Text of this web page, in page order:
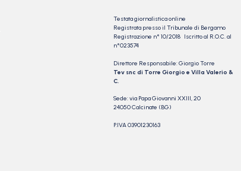
Testata giornalistica online
Registrata presso il Tribunale di Bergamo
Registrazione n° 10/2018 Iscritto al R.O.C. al
n°023574
Direttore Responsabile: Giorgio Torre
Tev snc di Torre Giorgio e Villa Valerio &
C.
Sede: via Papa Giovanni XXIII, 20
24050 Calcinate (BG)
P.IVA 03901230163